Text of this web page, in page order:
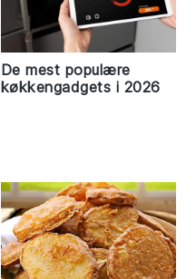
De mest populære
køkkengadgets i 2026